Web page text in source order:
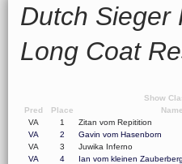
Dutch Sieger
Long Coat
Show
Pred
Place
Name
VA
1 Zitan vom Repitition
VA
2 Gavin vom Hasenborn
VA
3 Juwika Inferno
VA
4 Ian vom kleinen Zauberberg